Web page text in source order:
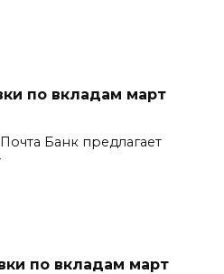
по вкладам март
Банк предлагает
по вкладам март